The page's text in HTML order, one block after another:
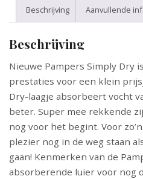
Beschrijving Aanvullende
Beschrijving
Nieuwe Pampers Simply Dry
prestaties voor een klein
Dry-laagje absorbeert vocht
beter. Super mee rekkende
nog voor het begint. Voor
plezier nog in de weg staan
gaan! Kenmerken van de
absorberende luier voor nog